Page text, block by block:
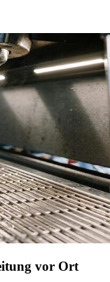
vor Ort